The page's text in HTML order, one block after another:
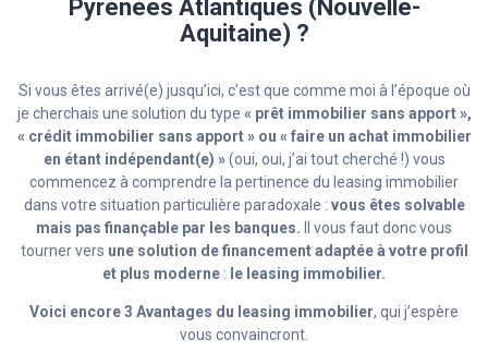
Pyrénées Atlantiques (Nouvelle-
Aquitaine) ?
Si vous êtes arrivé(e) jusqu’ici, c’est que comme moi à l’époque où
je cherchais une solution du type « prêt immobilier sans apport »,
« crédit immobilier sans apport » ou « faire un achat immobilier
en étant indépendant(e) »(oui, oui, j’ai tout cherché !) vous
commencez à comprendre la pertinence du leasing immobilier
dans votre situation particulière paradoxale : vous êtes solvable
mais pas finançable par les banques. Il vous faut donc vous
tourner vers une solution de financement adaptée à votre profil
et plus moderne : le leasing immobilier.
Voici encore 3 Avantages du leasing immobilier, qui j’espère
vous convaincront.